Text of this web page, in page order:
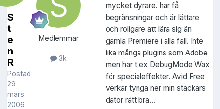
S
t
e
n
R
Postad
29
mars
2006
Medlemmar
3k
mycket dyrare. har få
begränsningar och är lättare
och roligare att lära sig än
gamla Premiere i alla fall. Inte
lika många plugins som Adobe
men har t ex DebugMode Wax
för specialeffekter. Avid Free
verkar tynga ner min stackars
dator rätt bra...